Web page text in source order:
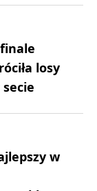
losy
w